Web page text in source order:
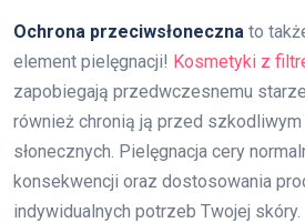
Ochrona przeciwsłoneczna to
element pielęgnacji! Kosmetyki z
zapobiegają przedwczesnemu
również chronią ją przed szkodliwym
słonecznych. Pielęgnacja cery
konsekwencji oraz dostosowania
indywidualnych potrzeb Twojej skóry.